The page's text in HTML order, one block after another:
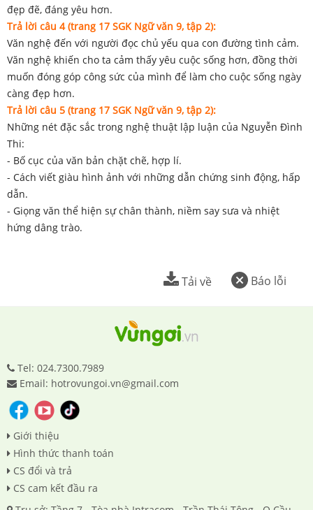
đẹp đẽ, đáng yêu hơn.
Trả lời câu 4 (trang 17 SGK Ngữ văn 9, tập 2):
Văn nghệ đến với người đọc chủ yếu qua con đường tình cảm.
Văn nghệ khiến cho ta cảm thấy yêu cuộc sống hơn, đồng thời
muốn đóng góp công sức của mình để làm cho cuộc sống ngày
càng đẹp hơn.
Trả lời câu 5 (trang 17 SGK Ngữ văn 9, tập 2):
Những nét đặc sắc trong nghệ thuật lập luận của Nguyễn Đình
Thi:
- Bố cục của văn bản chặt chẽ, hợp lí.
- Cách viết giàu hình ảnh với những dẫn chứng sinh động, hấp
dẫn.
- Giọng văn thể hiện sự chân thành, niềm say sưa và nhiệt
hứng dâng trào.
Báo lỗi
Tải về
Tel: 024.7300.7989
Email: hotrovungoi.vn@gmail.com
Giới thiệu
Hình thức thanh toán
CS đổi và trả
CS cam kết đầu ra